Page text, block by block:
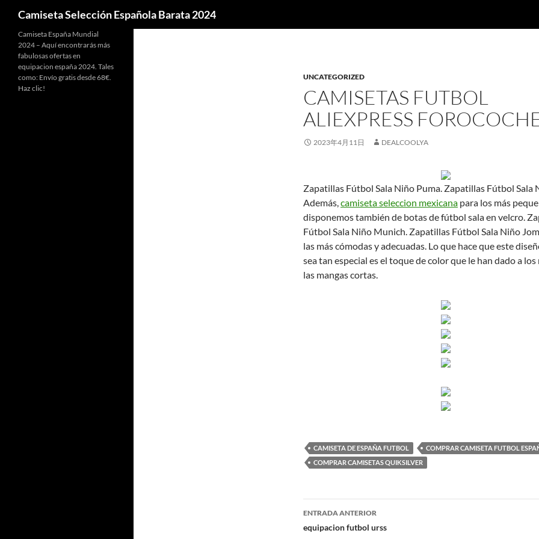
Camiseta Selección Española Barata 2024
UNCATEGORIZED
CAMISETAS FUTBOL
ALIEXPRESS
2023年4月11日 DEALCOOLYA
Zapatillas Fútbol Sala Niño Puma. Zapatillas Fútbol Sala
Además,camiseta seleccion mexicana para los más
disponemos también de botas de fútbol sala en velcro.
Fútbol Sala Niño Munich. Zapatillas Fútbol Sala Niño
las más cómodas y adecuadas. Lo que hace que este
sea tan especial es el toque de color que le han dado a
las mangas cortas.
CAMISETA DE ESPAÑA FUTBOL
COMPRAR CAMISETA FUTBOL
COMPRAR CAMISETAS QUIKSILVER
Navegación
de
ENTRADA ANTERIOR
equipacion futbol urss
Camiseta España Mundial
2024 – Aquí encontrarás más
fabulosas ofertas en
equipacion españa 2024. Tales
como: Envío gratis desde 68€.
Haz clic!